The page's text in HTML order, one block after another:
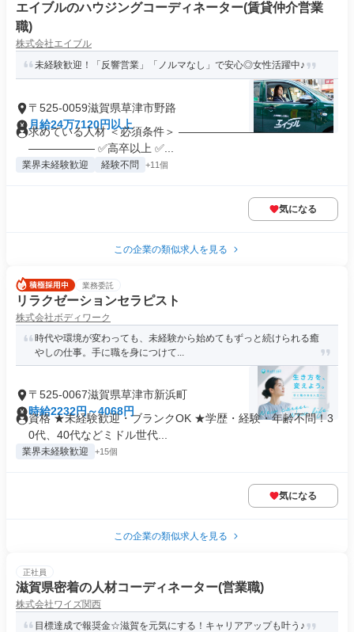
エイブルのハウジングコーディネーター(賃貸仲介営業
職)
株式会社エイブル
未経験歓迎！「反響営業」「ノルマなし」で安心◎女性活躍中♪
〒525-0059滋賀県草津市野路
月給24万7120円以上
求めている人材 ＜必須条件＞ ――――――――――――――
―――――― ✅高卒以上 ✅...
業界未経験歓迎 経験不問 +11個
気になる
この企業の類似求人を見る
業務委託
リラクゼーションセラピスト
株式会社ボディワーク
時代や環境が変わっても、未経験から始めてもずっと続けられる癒
やしの仕事。手に職を身につけて...
〒525-0067滋賀県草津市新浜町
時給2232円～4068円
資格 ★未経験歓迎・ブランクOK ★学歴・経験・年齢不問！3
0代、40代などミドル世代...
業界未経験歓迎 +15個
気になる
この企業の類似求人を見る
正社員
滋賀県密着の人材コーディネーター(営業職)
株式会社ワイズ関西
目標達成で報奨金☆滋賀を元気にする！キャリアアップも叶う♪